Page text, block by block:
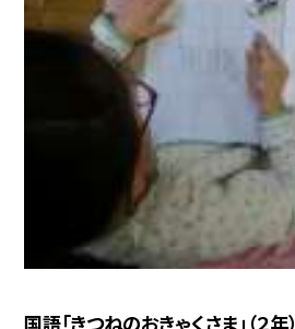
国語「きつねのおきゃくさま」（２年）